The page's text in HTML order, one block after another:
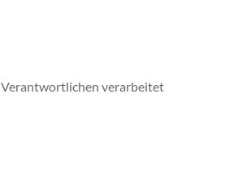
Verantwortlichen verarbeitet